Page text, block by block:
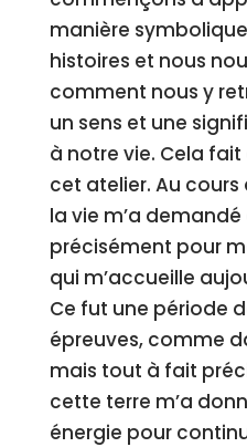
manière
histoires et nous
comment nous y
un sens et une
à notre vie. Cela fait
cet atelier. Au cours
la vie m’a
précisément pour
qui m’accueille
Ce fut une période
épreuves, comme
mais tout à fait
cette terre m’a
énergie pour